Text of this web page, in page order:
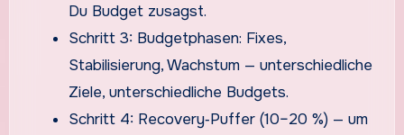
Du Budget zusagst.
Schritt 3: Budgetphasen: Fixes,
Stabilisierung, Wachstum — unterschiedliche
Ziele, unterschiedliche Budgets.
Schritt 4: Recovery‑Puffer (10–20 %) — um